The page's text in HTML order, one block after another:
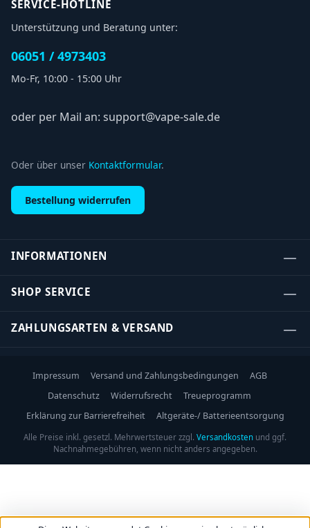
SERVICE-HOTLINE
Unterstützung und Beratung unter:
06051 / 4973403
Mo-Fr, 10:00 - 15:00 Uhr
oder per Mail an: support@vape-sale.de
Oder über unser Kontaktformular.
Bestellung widerrufen
INFORMATIONEN
SHOP SERVICE
ZAHLUNGSARTEN & VERSAND
Impressum Versand und Zahlungsbedingungen
AGB
Datenschutz
Widerrufsrecht
Treueprogramm
Erklärung zur Barrierefreiheit
Altgeräte-/ Batterieentsorgung
Alle Preise inkl. gesetzl. Mehrwertsteuer zzgl. Versandkosten und ggf.
Nachnahmegebühren, wenn nicht anders angegeben.